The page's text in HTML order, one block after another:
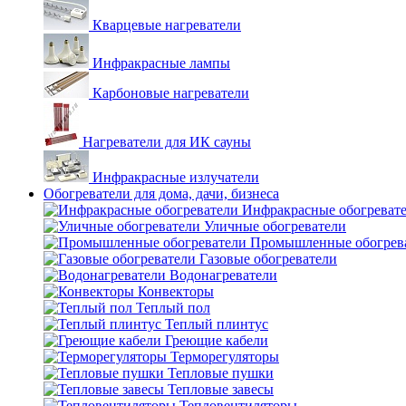
Кварцевые нагреватели
Инфракрасные лампы
Карбоновые нагреватели
Нагреватели для ИК сауны
Инфракрасные излучатели
Обогреватели для дома, дачи, бизнеса
Инфракрасные
Уличные обогреватели
Промышленные
Газовые обогреватели
Водонагреватели
Конвекторы
Теплый пол
Теплый плинтус
Греющие кабели
Терморегуляторы
Тепловые пушки
Тепловые завесы